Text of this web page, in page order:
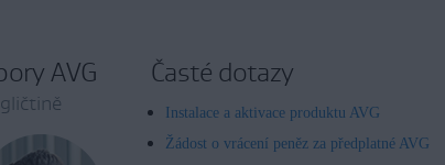
AVG Časté dotazy
Instalace a aktivace produktu AVG
Žádost o vrácení peněz za předplatné AVG